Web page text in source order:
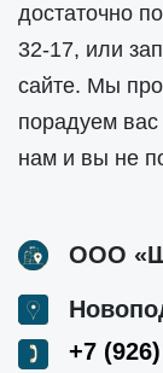
достаточно
32-17, или
сайте. Мы
порадуем
нам и вы не
ООО
+7